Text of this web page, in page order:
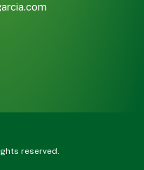
reserved.